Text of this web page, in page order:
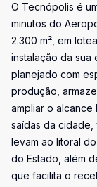
O Tecnópolis é
minutos do
2.300 m², em
instalação da sua
planejado com
produção,
ampliar o alcance
saídas da
levam ao litoral
do Estado, além
que facilita o